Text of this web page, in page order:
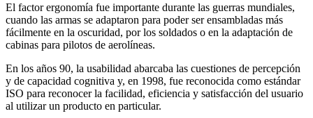
El factor ergonomía fue importante durante las guerras mundiales,
cuando las armas se adaptaron para poder ser ensambladas más
fácilmente en la oscuridad, por los soldados o en la adaptación de
cabinas para pilotos de aerolíneas.
En los años 90, la usabilidad abarcaba las cuestiones de percepción
y de capacidad cognitiva y, en 1998, fue reconocida como estándar
ISO para reconocer la facilidad, eficiencia y satisfacción del usuario
al utilizar un producto en particular.